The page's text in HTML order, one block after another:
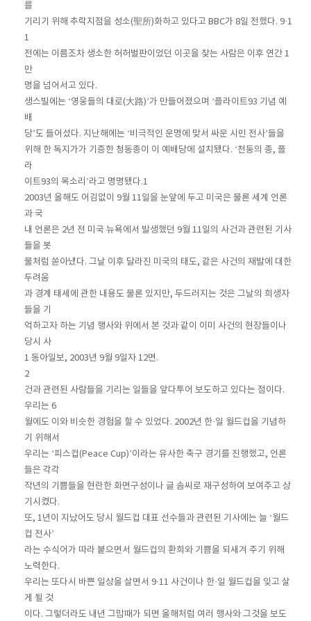
를
기리기 위해 추락지점을 성소(聖所)화하고 있다고 BBC가 8일 전했다. 9·1
1
전에는 이름조차 생소한 허허벌판이었던 이곳을 찾는 사람은 이후 연간 1
만
명을 넘어서고 있다.
생스빌에는 ‘영웅들의 대로(大路)’가 만들어졌으며 ‘플라이트93 기념 예
배
당’도 들어섰다. 지난해에는 ‘비극적인 운명에 맞서 싸운 시민 전사’들을
위해 한 독지가가 기증한 청동종이 이 예배당에 설치됐다. ‘천둥의 종, 플
라
이트93의 목소리’라고 명명됐다.1
2003년 올해도 어김없이 9월 11일을 눈앞에 두고 미국은 물론 세계 언론
과 국
내 언론은 2년 전 미국 뉴욕에서 발생했던 9월 11일의 사건과 관련된 기사
들을 봇
물처럼 쏟아냈다. 그날 이후 달라진 미국의 태도, 같은 사건의 재발에 대한
두려움
과 경계 태세에 관한 내용도 물론 있지만, 두드러지는 것은 그날의 희생자
들을 기
억하고자 하는 기념 행사와 위에서 본 것과 같이 이미 사건의 현장들이나
당시 사
1 동아일보, 2003년 9월 9일자 12면.
2
건과 관련된 사람들을 기리는 일들을 앞다투어 보도하고 있다는 점이다.
우리는 6
월에도 이와 비슷한 경험을 할 수 있었다. 2002년 한·일 월드컵을 기념하
기 위해서
우리는 ‘피스컵(Peace Cup)’이라는 유사한 축구 경기를 진행했고, 언론
들은 각각
작년의 기쁨들을 현란한 화면구성이나 글 솜씨로 재구성하여 보여주고 상
기시켰다.
또, 1년이 지났어도 당시 월드컵 대표 선수들과 관련된 기사에는 늘 ‘월드
컵 전사’
라는 수식어가 따라 붙으면서 월드컵의 환희와 기쁨을 되새겨 주기 위해
노력한다.
우리는 또다시 바쁜 일상을 살면서 9·11 사건이나 한·일 월드컵을 잊고 살
게 될 것
이다. 그렇더라도 내년 그맘때가 되면 올해처럼 여러 행사와 그것을 보도